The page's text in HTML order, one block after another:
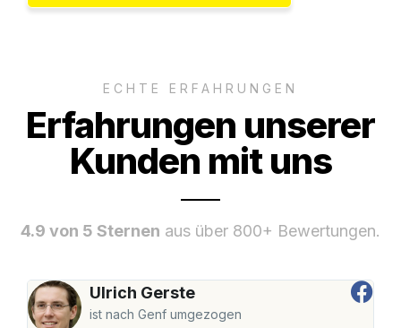
ECHTE ERFAHRUNGEN
Erfahrungen unserer
Kunden mit uns
4.9 von 5 Sternen aus über 800+ Bewertungen.
Ulrich Gerste
ist nach Genf umgezogen